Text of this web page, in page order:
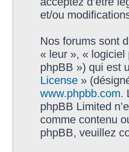
et/ou
Nos forums sont
« leur », «
phpBB ») qui est
License »
www.phpbb.com.
phpBB Limited
comme contenu
phpBB, veuillez